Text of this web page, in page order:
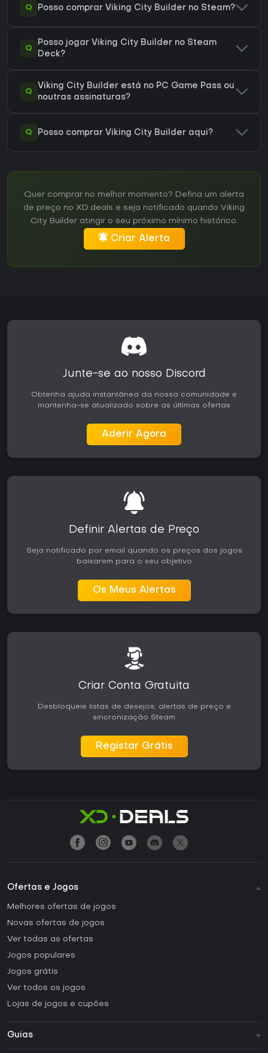
Q Posso comprar Viking City Builder no Steam?
Q
Posso jogar Viking City Builder no Steam
Deck?
Q
Viking City Builder está no PC Game Pass ou
noutras assinaturas?
Q Posso comprar Viking City Builder aqui?
Quer comprar no melhor momento? Defina um alerta
de preço no XD.deals e seja notificado quando Viking
City Builder atingir o seu próximo mínimo histórico.
Criar Alerta
Junte-se ao nosso Discord
Obtenha ajuda instantânea da nossa comunidade e
mantenha-se atualizado sobre as últimas ofertas
Aderir Agora
Definir Alertas de Preço
Seja notificado por email quando os preços dos jogos
baixarem para o seu objetivo
Os Meus Alertas
Criar Conta Gratuita
Desbloqueie listas de desejos, alertas de preço e
sincronização Steam
Registar Grátis
Ofertas e Jogos
Melhores ofertas de jogos
Novas ofertas de jogos
Ver todas as ofertas
Jogos populares
Jogos grátis
Ver todos os jogos
Lojas de jogos e cupões
Guias